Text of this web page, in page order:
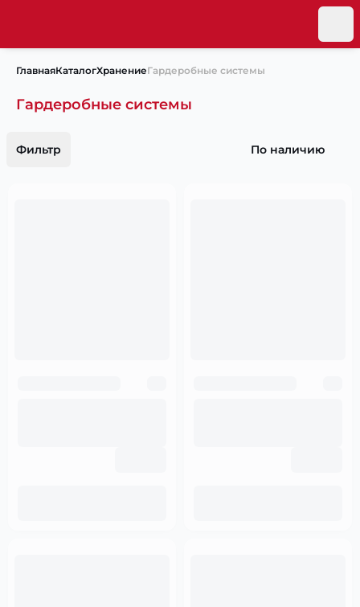
ГлавнаяКаталогХранениеГардеробные системы
Гардеробные системы
Фильтр По наличию